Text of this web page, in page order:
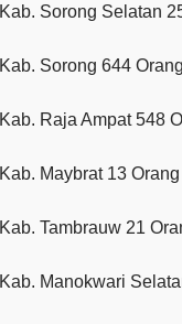
Kab. Sorong Selatan
Kab. Sorong 644 Orang
Kab. Raja Ampat 548
Kab. Maybrat 13 Orang
Kab. Tambrauw 21
Kab. Manokwari